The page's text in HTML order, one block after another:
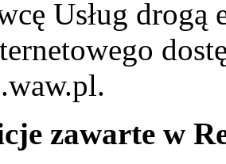
Usług
zawarte w